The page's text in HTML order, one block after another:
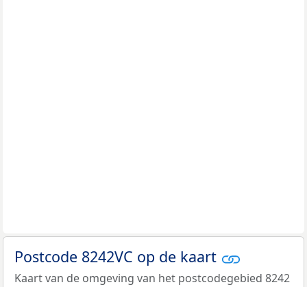
Postcode 8242VC op de kaart
Kaart van de omgeving van het postcodegebied 8242